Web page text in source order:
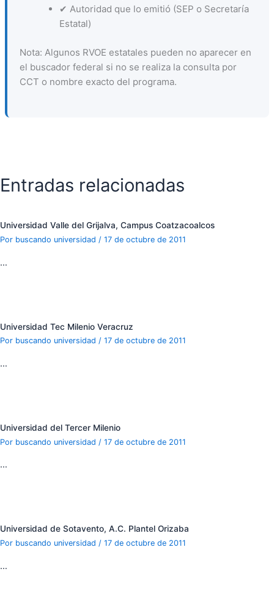
✔ Autoridad que lo emitió (SEP o Secretaría
Estatal)
Nota: Algunos RVOE estatales pueden no aparecer en
el buscador federal si no se realiza la consulta por
CCT o nombre exacto del programa.
Entradas relacionadas
Universidad Valle del Grijalva, Campus Coatzacoalcos
Por buscando universidad / 17 de octubre de 2011
…
Universidad Tec Milenio Veracruz
Por buscando universidad / 17 de octubre de 2011
…
Universidad del Tercer Milenio
Por buscando universidad / 17 de octubre de 2011
…
Universidad de Sotavento, A.C. Plantel Orizaba
Por buscando universidad / 17 de octubre de 2011
…